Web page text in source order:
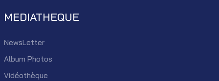
MEDIATHEQUE
NewsLetter
Album Photos
Vidéothèque